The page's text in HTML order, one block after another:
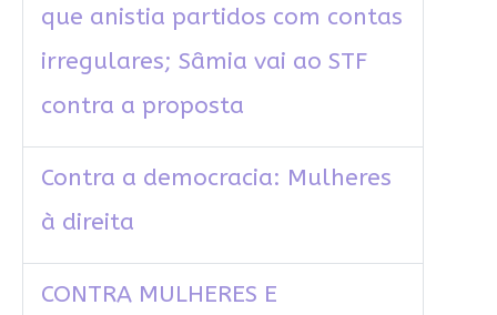
que anistia partidos com contas
irregulares; Sâmia vai ao STF
contra a proposta
Contra a democracia: Mulheres
à direita
CONTRA MULHERES E